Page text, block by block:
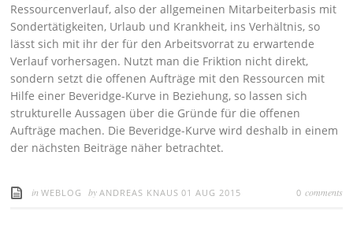
Ressourcenverlauf, also der allgemeinen Mitarbeiterbasis mit
Sondertätigkeiten, Urlaub und Krankheit, ins Verhältnis, so
lässt sich mit ihr der für den Arbeitsvorrat zu erwartende
Verlauf vorhersagen. Nutzt man die Friktion nicht direkt,
sondern setzt die offenen Aufträge mit den Ressourcen mit
Hilfe einer Beveridge-Kurve in Beziehung, so lassen sich
strukturelle Aussagen über die Gründe für die offenen
Aufträge machen. Die Beveridge-Kurve wird deshalb in einem
der nächsten Beiträge näher betrachtet.
inWEBLOG byANDREAS KNAUS 01 AUG 2015 0 comments